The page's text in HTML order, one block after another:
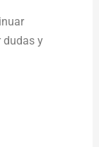
dudas y